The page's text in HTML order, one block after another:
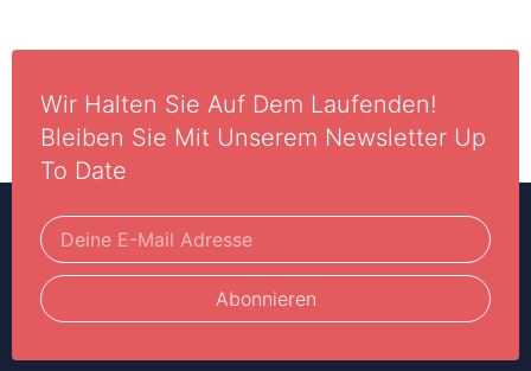
Wir Halten Sie Auf Dem Laufenden!
Bleiben Sie Mit Unserem Newsletter Up
To Date
Abonnieren